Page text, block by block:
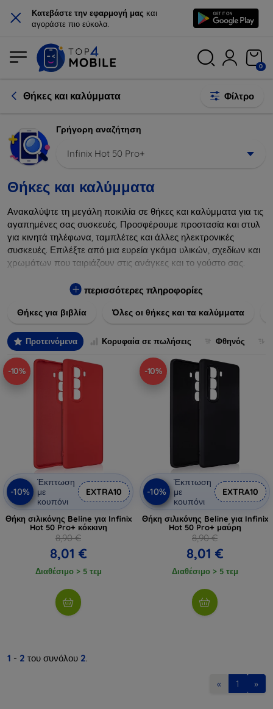
× Κατεβάστε την εφαρμογή μας και
αγοράστε πιο εύκολα.
0
Θήκες και καλύμματα Φίλτρο
Γρήγορη αναζήτηση
Infinix Hot 50 Pro+
Θήκες και καλύμματα
Ανακαλύψτε τη μεγάλη ποικιλία σε θήκες και καλύμματα για τις
αγαπημένες σας συσκευές. Προσφέρουμε προστασία και στυλ
για κινητά τηλέφωνα, ταμπλέτες και άλλες ηλεκτρονικές
συσκευές. Επιλέξτε από μια ευρεία γκάμα υλικών, σχεδίων και
χρωμάτων που ταιριάζουν στις ανάγκες και το γούστο σας.
πτώσεις και άλλες φθορές, ενώ παράλληλα δίνετε ένα
και τη διάρκεια ζωής των συσκευών σας με τις κορυφαίες
περισσότερες πληροφορίες
Θήκες για βιβλία Όλες οι θήκες και τα καλύμματα
Προτεινόμενα Κορυφαία σε πωλήσεις Φθηνός
-10%
-10%
Έκπτωση
με
κουπόνι
EXTRA10
Θήκη σιλικόνης Beline για Infinix
Hot 50 Pro+ κόκκινη
8,90 €
8,01 €
Διαθέσιμο > 5 τεμ
-10%
-10%
Έκπτωση
με
κουπόνι
EXTRA10
Θήκη σιλικόνης Beline για Infinix
Hot 50 Pro+ μαύρη
8,90 €
8,01 €
Διαθέσιμο > 5 τεμ
1 - 2 του συνόλου 2.
« 1 »